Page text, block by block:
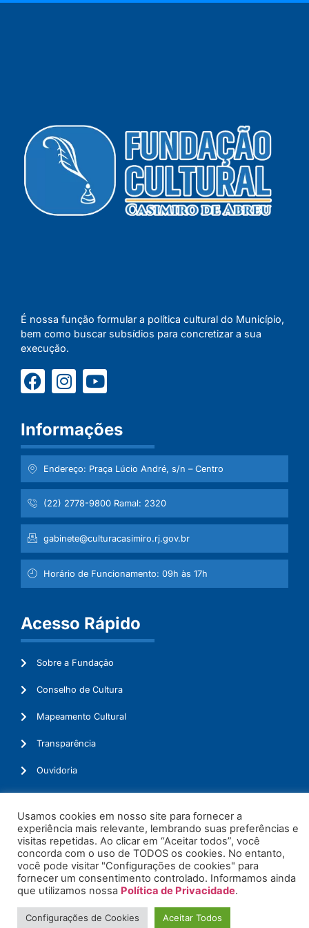
É nossa função formular a política cultural do Município,
bem como buscar subsídios para concretizar a sua
execução.
Informações
Endereço: Praça Lúcio André, s/n – Centro
(22) 2778-9800 Ramal: 2320
gabinete@culturacasimiro.rj.gov.br
Horário de Funcionamento: 09h às 17h
Acesso Rápido
Sobre a Fundação
Conselho de Cultura
Mapeamento Cultural
Transparência
Ouvidoria
© 2026. Todos os Direitos Reservados.
Usamos cookies em nosso site para fornecer a
experiência mais relevante, lembrando suas preferências e
visitas repetidas. Ao clicar em “Aceitar todos”, você
concorda com o uso de TODOS os cookies. No entanto,
você pode visitar "Configurações de cookies" para
fornecer um consentimento controlado. Informamos ainda
que utilizamos nossa Política de Privacidade.
Configurações de Cookies Aceitar Todos